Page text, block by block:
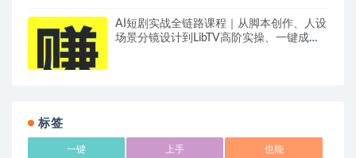
AI短剧实战全链路课程｜从脚本创作、人设
场景分镜设计到LibTV高阶实操、一键成片
标签
一键 上手 也能